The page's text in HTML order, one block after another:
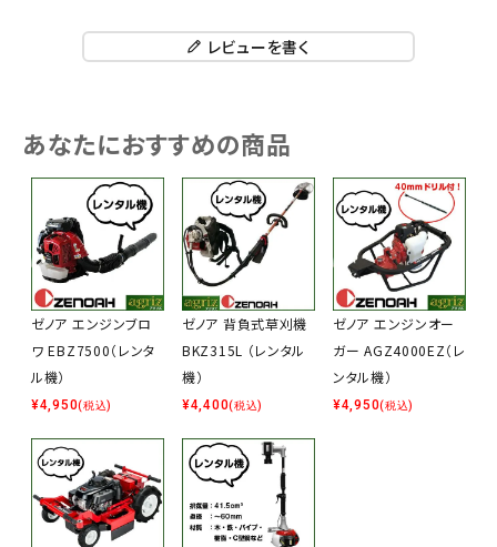
レビューを書く
あなたにおすすめの商品
ゼノア エンジンブロ
ワ EBZ7500（レンタ
ル機）
¥4,950(税込)
ゼノア 背負式草刈機
BKZ315L （レンタル
機）
¥4,400(税込)
ゼノア エンジンオー
ガー AGZ4000EZ（レ
ンタル機）
¥4,950(税込)